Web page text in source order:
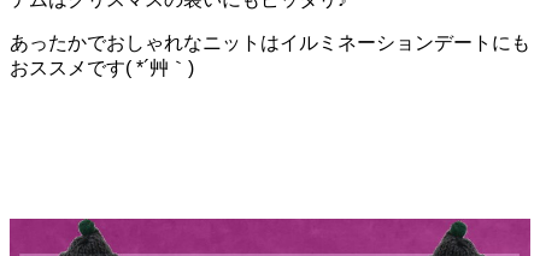
あったかでおしゃれなニットはイルミネーションデートにも
おススメです( *´艸｀)